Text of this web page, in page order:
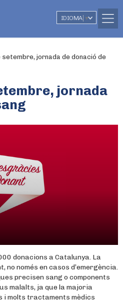
IDIOMA ▼
setembre, jornada de donació de
jornada
donacions a Catalunya. La
no només en casos d’emergència.
precisen sang o components
malalts, ja que la majoria
i molts tractaments mèdics